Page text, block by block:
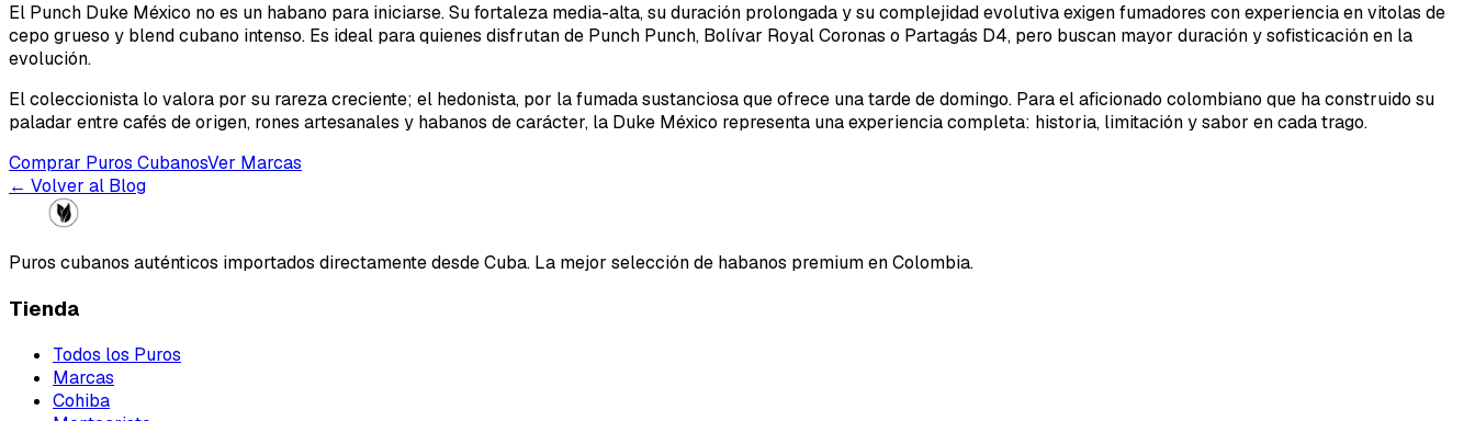
El Punch Duke México no es un habano para iniciarse. Su fortaleza media-alta, su duración prolongada y su complejidad evolutiva exigen fumadores con experiencia en vitolas de
cepo grueso y blend cubano intenso. Es ideal para quienes disfrutan de Punch Punch, Bolívar Royal Coronas o Partagás D4, pero buscan mayor duración y sofisticación en la
evolución.
El coleccionista lo valora por su rareza creciente; el hedonista, por la fumada sustanciosa que ofrece una tarde de domingo. Para el aficionado colombiano que ha construido su
paladar entre cafés de origen, rones artesanales y habanos de carácter, la Duke México representa una experiencia completa: historia, limitación y sabor en cada trago.
Comprar Puros CubanosVer Marcas
← Volver al Blog
Puros cubanos auténticos importados directamente desde Cuba. La mejor selección de habanos premium en Colombia.
Tienda
Todos los Puros
Marcas
Cohiba